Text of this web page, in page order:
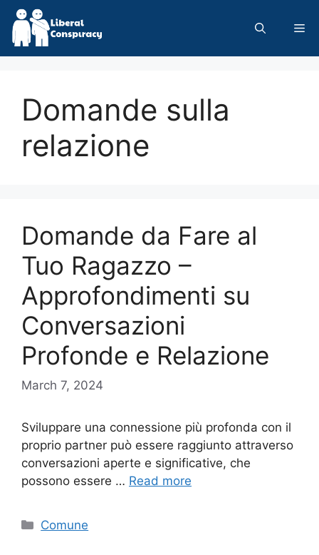
Skip
content
Domande sulla
relazione
Domande da Fare al
Tuo Ragazzo –
Approfondimenti su
Conversazioni
Profonde e Relazione
March 7, 2024
Sviluppare una connessione più profonda con il
proprio partner può essere raggiunto attraverso
conversazioni aperte e significative, che
possono essere … Read more
Categories
Comune